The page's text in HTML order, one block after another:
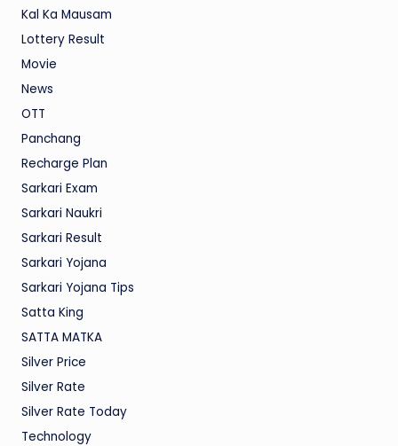
Kal Ka Mausam
Lottery Result
Movie
News
OTT
Panchang
Recharge Plan
Sarkari Exam
Sarkari Naukri
Sarkari Result
Sarkari Yojana
Sarkari Yojana Tips
Satta King
SATTA MATKA
Silver Price
Silver Rate
Silver Rate Today
Technology